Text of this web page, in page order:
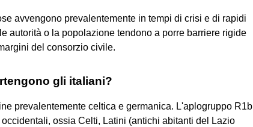
avvengono prevalentemente in tempi di crisi e di rapidi
autorità o la popolazione tendono a porre barriere rigide
del consorzio civile.
gli italiani?
prevalentemente celtica e germanica. L'aplogruppo R1b
ossia Celti, Latini (antichi abitanti del Lazio